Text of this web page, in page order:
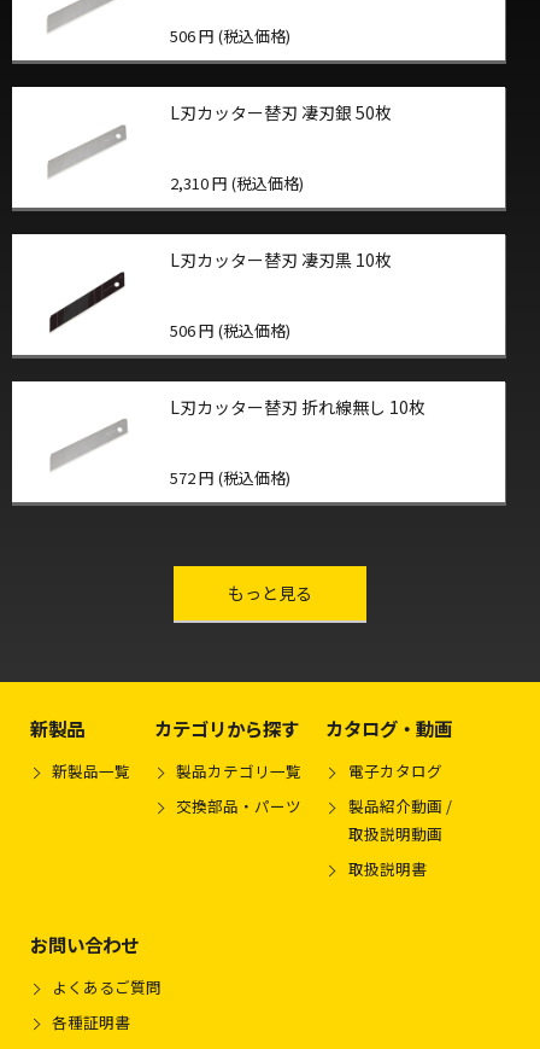
506 円 (税込価格)
L刃カッター替刃 凄刃銀 50枚
2,310 円 (税込価格)
L刃カッター替刃 凄刃黒 10枚
506 円 (税込価格)
L刃カッター替刃 折れ線無し 10枚
572 円 (税込価格)
もっと見る
新製品
新製品一覧
カテゴリから探す
製品カテゴリ一覧
交換部品・パーツ
カタログ・動画
電子カタログ
製品紹介動画 /
取扱説明動画
取扱説明書
お問い合わせ
よくあるご質問
各種証明書